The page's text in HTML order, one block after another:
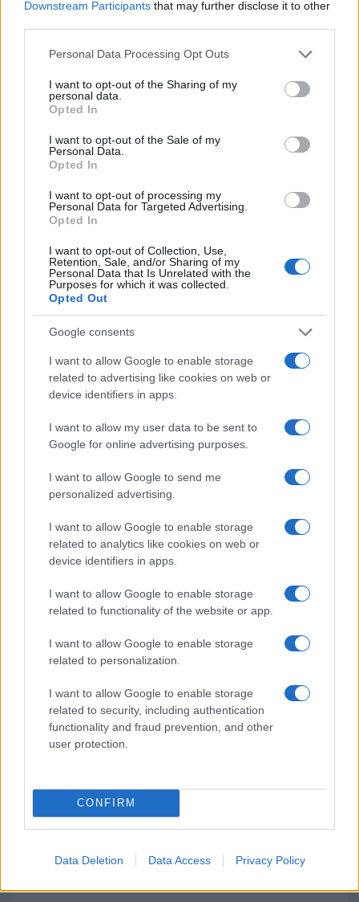
Downstream Participants that may further disclose it to other
Please note that this website/app uses one or more Google
not limited to your visit or usage behaviour. You may click to
grant or deny consent to Google and its third-party tags to
use your data for below specified purposes in below Google
consent section.
Personal Data Processing Opt Outs
I want to opt-out of the Sharing of my
personal data.
Opted In
I want to opt-out of the Sale of my
Personal Data.
Opted In
I want to opt-out of processing my
Personal Data for Targeted Advertising.
Opted In
I want to opt-out of Collection, Use,
Retention, Sale, and/or Sharing of my
Personal Data that Is Unrelated with the
Purposes for which it was collected.
Opted Out
Google consents
I want to allow Google to enable storage
related to advertising like cookies on web or
device identifiers in apps.
I want to allow my user data to be sent to
Google for online advertising purposes.
I want to allow Google to send me
personalized advertising.
I want to allow Google to enable storage
related to analytics like cookies on web or
device identifiers in apps.
I want to allow Google to enable storage
related to functionality of the website or app.
I want to allow Google to enable storage
related to personalization.
I want to allow Google to enable storage
related to security, including authentication
functionality and fraud prevention, and other
user protection.
CONFIRM
Data Deletion Data Access Privacy Policy
Da Luras a Valencia, la mezza maratona conclusa in
un’ora e 29 minuti